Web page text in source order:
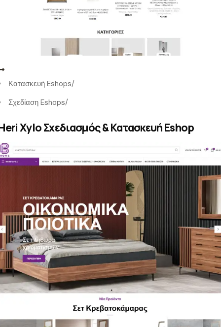
Κατασκευή Eshops/
Σχεδίαση Eshops/
Xylo Σχεδιασμός & Κατασκευή Eshop